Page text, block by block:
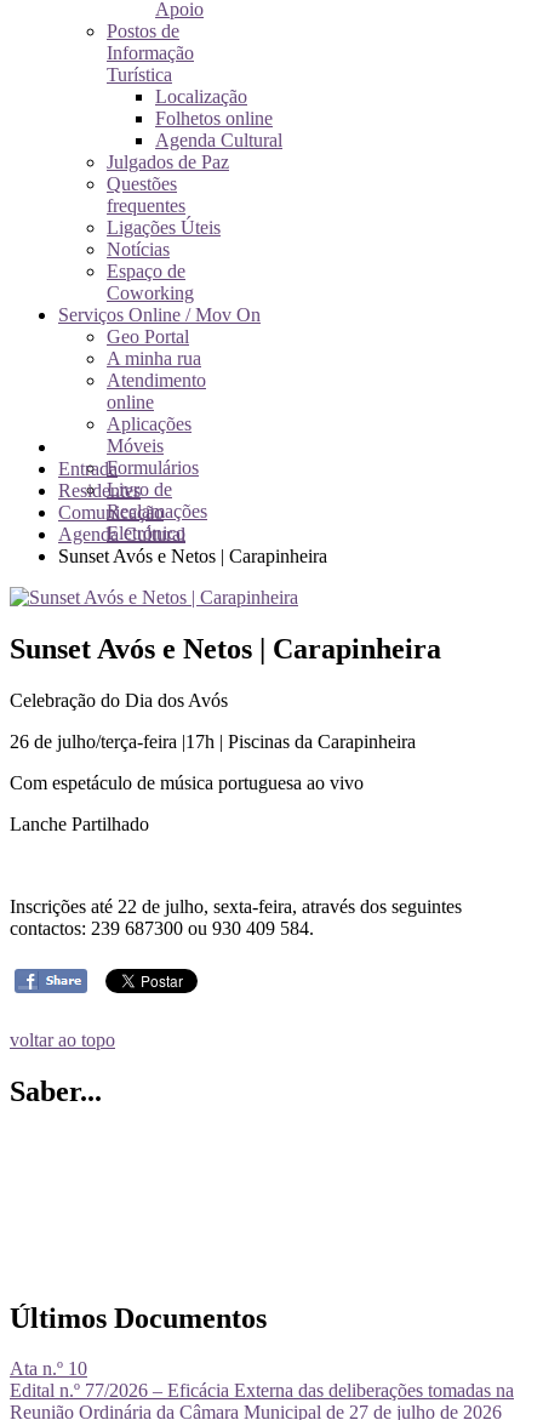
Apoio
Postos de
Informação
Turística
Localização
Folhetos online
Agenda Cultural
Julgados de Paz
Questões
frequentes
Ligações Úteis
Notícias
Espaço de
Coworking
Serviços Online / Mov On
Geo Portal
A minha rua
Atendimento
online
Aplicações
Móveis
Formulários
Livro de
Reclamações
Eletrónico
Entrada
Residentes
Comunicação
Agenda Cultural
Sunset Avós e Netos | Carapinheira
Sunset Avós e Netos | Carapinheira
Celebração do Dia dos Avós
26 de julho/terça-feira |17h | Piscinas da Carapinheira
Com espetáculo de música portuguesa ao vivo
Lanche Partilhado
Inscrições até 22 de julho, sexta-feira, através dos seguintes
contactos: 239 687300 ou 930 409 584.
voltar ao topo
Saber...
Últimos Documentos
Ata n.º 10
Edital n.º 77/2026 – Eficácia Externa das deliberações tomadas na
Reunião Ordinária da Câmara Municipal de 27 de julho de 2026